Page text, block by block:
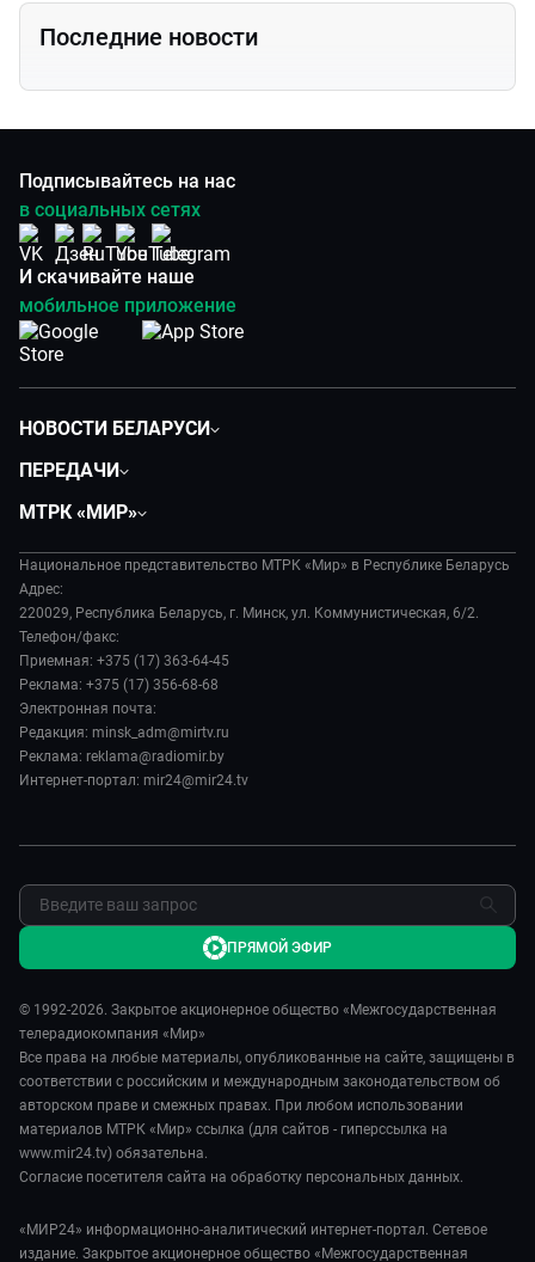
Последние новости
Подписывайтесь на нас
в социальных сетях
И скачивайте наше
мобильное приложение
НОВОСТИ БЕЛАРУСИ
Экономика
Происшествия
Наука и технологии
Здоровье и медицина
Авто
Культура
Спорт
ПЕРЕДАЧИ
Все как у людей
Вместе выгодно
Евразия. Культурно
Евразия. Регионы
Наши иностранцы
Пять причин поехать в...
Сделано в Содружестве
МТРК «МИР»
История
Руководство
Лица мира
Новости
Пресса о нас
Карьера
Реклама
Национальное представительство МТРК «Мир» в Республике Беларусь
Адрес:
220029, Республика Беларусь, г. Минск, ул. Коммунистическая, 6/2.
Телефон/факс:
Приемная: +375 (17) 363-64-45
Реклама: +375 (17) 356-68-68
Электронная почта:
Редакция: minsk_adm@mirtv.ru
Реклама: reklama@radiomir.by
Интернет-портал: mir24@mir24.tv
© 1992-2026. Закрытое акционерное общество «Межгосударственная
телерадиокомпания «Мир»
Все права на любые материалы, опубликованные на сайте, защищены в
соответствии с российским и международным законодательством об
авторском праве и смежных правах. При любом использовании
материалов МТРК «Мир» ссылка (для сайтов - гиперссылка на
www.mir24.tv) обязательна.
Согласие посетителя сайта на обработку персональных данных.
«МИР24» информационно-аналитический интернет-портал. Сетевое
издание. Закрытое акционерное общество «Межгосударственная
ПРЯМОЙ ЭФИР